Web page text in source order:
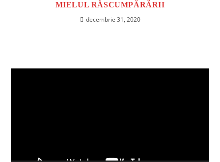
MIELUL RĂSCUMPĂRĂRII
decembrie 31, 2020